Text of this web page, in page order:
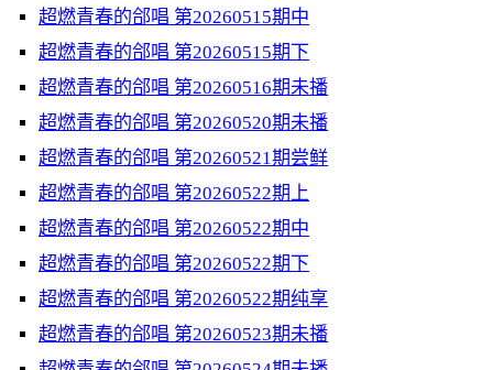
超燃青春的郃唱 第20260515期中
超燃青春的郃唱 第20260515期下
超燃青春的郃唱 第20260516期未播
超燃青春的郃唱 第20260520期未播
超燃青春的郃唱 第20260521期尝鲜
超燃青春的郃唱 第20260522期上
超燃青春的郃唱 第20260522期中
超燃青春的郃唱 第20260522期下
超燃青春的郃唱 第20260522期纯享
超燃青春的郃唱 第20260523期未播